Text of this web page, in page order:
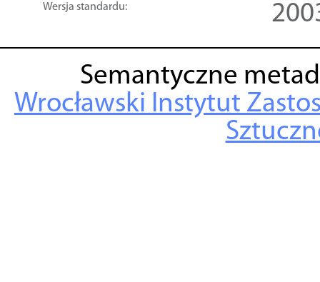
Wersja standardu:
Semantyczne
Wrocławski Instytut